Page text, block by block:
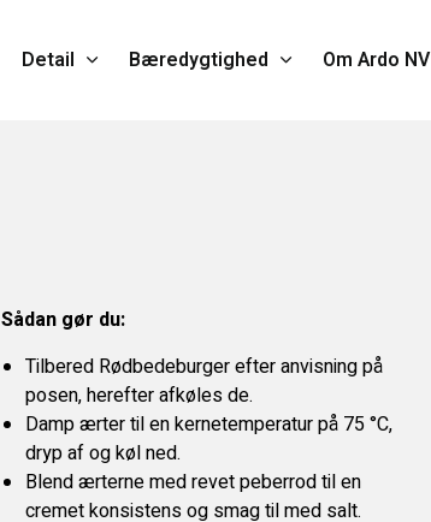
Detail Bæredygtighed Om Ardo NV
Sådan gør du:
Tilbered Rødbedeburger efter anvisning på
posen, herefter afkøles de.
Damp ærter til en kernetemperatur på 75 °C,
dryp af og køl ned.
Blend ærterne med revet peberrod til en
cremet konsistens og smag til med salt.